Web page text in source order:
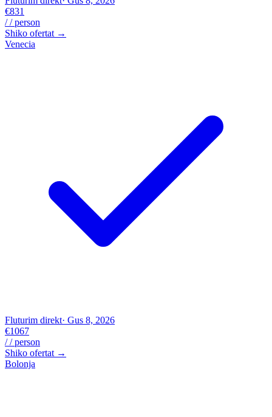
€831
/ / person
Shiko ofertat →
Venecia
Fluturim direkt· Gus 8, 2026
€1067
/ / person
Shiko ofertat →
Bolonja